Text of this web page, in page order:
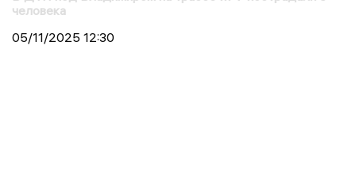
человека
05/11/2025 12:30